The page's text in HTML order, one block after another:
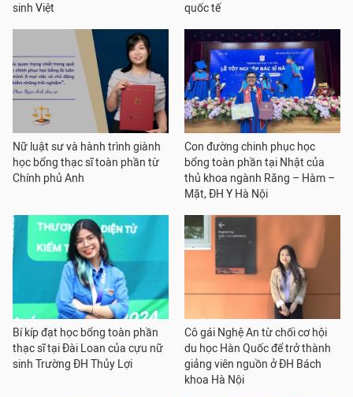
sinh Việt
quốc tế
Nữ luật sư và hành trình giành
học bổng thạc sĩ toàn phần từ
Chính phủ Anh
Con đường chinh phục học
bổng toàn phần tại Nhật của
thủ khoa ngành Răng – Hàm –
Mặt, ĐH Y Hà Nội
Bí kíp đạt học bổng toàn phần
thạc sĩ tại Đài Loan của cựu nữ
sinh Trường ĐH Thủy Lợi
Cô gái Nghệ An từ chối cơ hội
du học Hàn Quốc để trở thành
giảng viên nguồn ở ĐH Bách
khoa Hà Nội